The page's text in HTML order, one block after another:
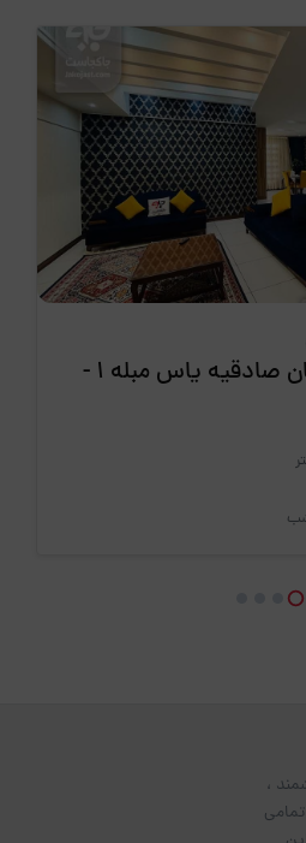
اجاره روزانه آپارتمان صادقیه یاس مبله 1 -
،
تمامی